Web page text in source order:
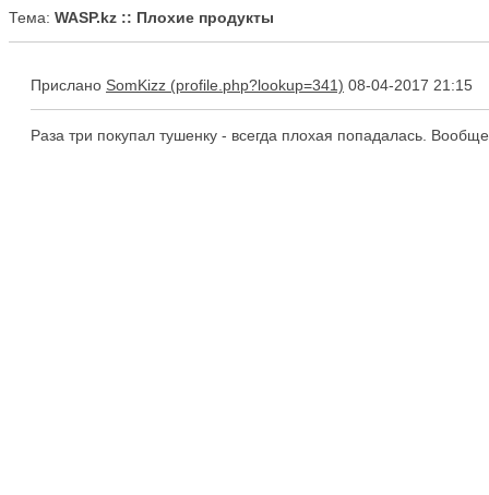
Тема: WASP.kz :: Плохие продукты
Прислано SomKizz 08-04-2017 21:15
Раза три покупал тушенку - всегда плохая попадалась.